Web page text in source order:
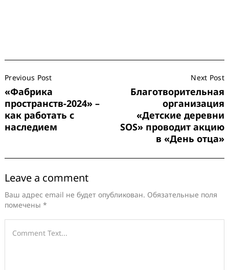
Navigation
Previous Post
«Фабрика
пространств-2024» –
как работать с
наследием
Next Post
Благотворительная
организация
«Детские деревни
SOS» проводит акцию
в «День отца»
Leave a comment
Ваш адрес email не будет опубликован. Обязательные поля
помечены *